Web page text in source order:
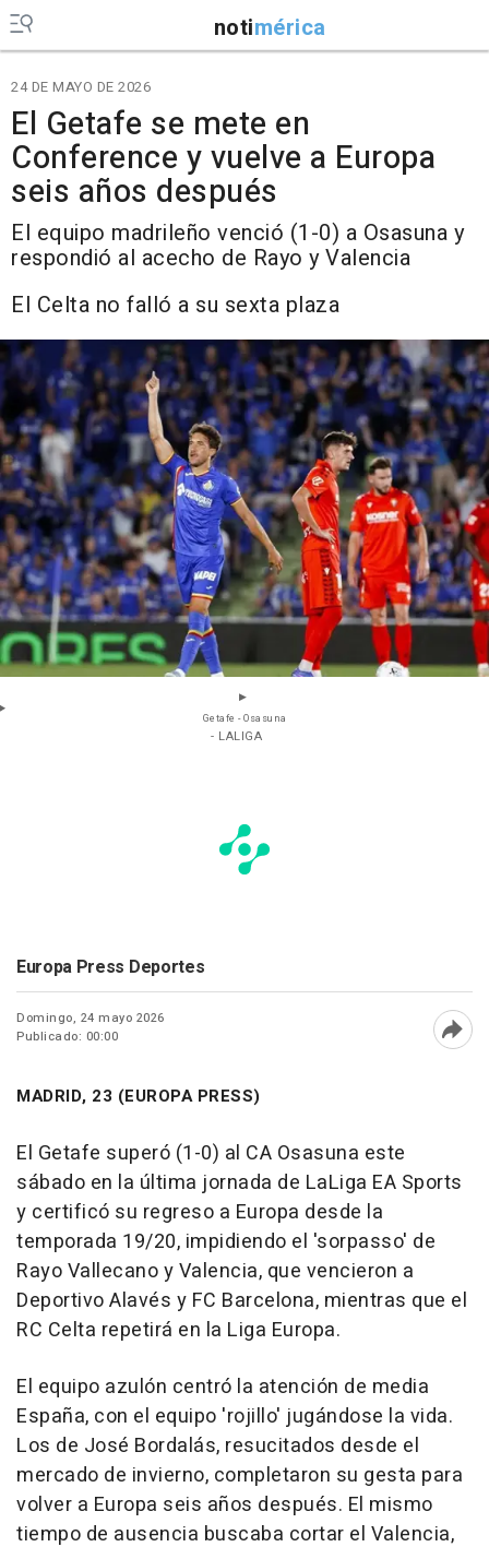
notimérica
24 DE MAYO DE 2026
El Getafe se mete en
Conference y vuelve a Europa
seis años después
El equipo madrileño venció (1-0) a Osasuna y
respondió al acecho de Rayo y Valencia
El Celta no falló a su sexta plaza
Getafe - Osasuna
- LALIGA
Europa Press Deportes
Domingo, 24 mayo 2026
Publicado: 00:00
MADRID, 23 (EUROPA PRESS)
El Getafe superó (1-0) al CA Osasuna este
sábado en la última jornada de LaLiga EA Sports
y certificó su regreso a Europa desde la
temporada 19/20, impidiendo el 'sorpasso' de
Rayo Vallecano y Valencia, que vencieron a
Deportivo Alavés y FC Barcelona, mientras que el
RC Celta repetirá en la Liga Europa.
El equipo azulón centró la atención de media
España, con el equipo 'rojillo' jugándose la vida.
Los de José Bordalás, resucitados desde el
mercado de invierno, completaron su gesta para
volver a Europa seis años después. El mismo
tiempo de ausencia buscaba cortar el Valencia,